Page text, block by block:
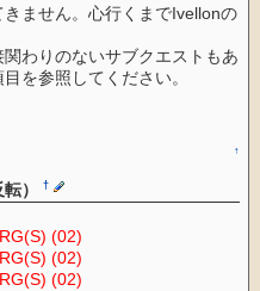
ません。心行くまでIvellonの
わりのないサブクエストもあ
を参照してください。
↑
転）†
(02)
(02)
(02)